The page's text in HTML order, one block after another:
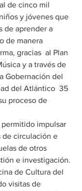
de cinco mil
y jóvenes que
de aprender a
de manera
gracias  al Plan
y a través de
Gobernación del
del Atlántico  35
proceso de
permitido impulsar
de circulación e
de otros
e investigación.
de Cultura del
visitas de